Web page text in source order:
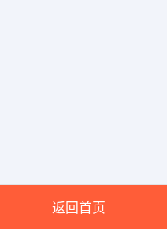
返回首页